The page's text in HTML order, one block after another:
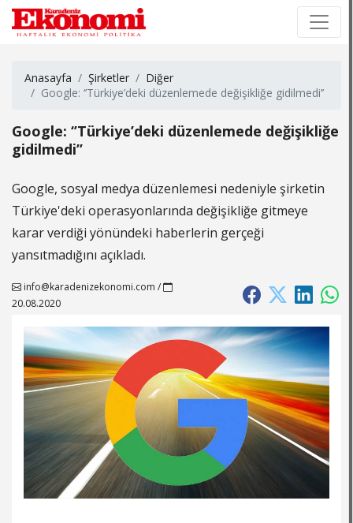
Anasayfa Şirketler
Diğer
Google: ‘’Türkiye’deki düzenlemede değişikliğe gidilmedi’’
Google: ‘’Türkiye’deki düzenlemede değişikliğe
gidilmedi’’
Google, sosyal medya düzenlemesi nedeniyle şirketin
Türkiye'deki operasyonlarında değişikliğe gitmeye
karar verdiği yönündeki haberlerin gerçeği
yansıtmadığını açıkladı.
info@karadenizekonomi.com /
20.08.2020
×
×